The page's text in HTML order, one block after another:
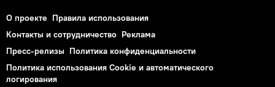
О проекте Правила использования
Контакты и сотрудничество Реклама
Пресс-релизы Политика конфиденциальности
Политика использования Cookie и автоматического
логирования